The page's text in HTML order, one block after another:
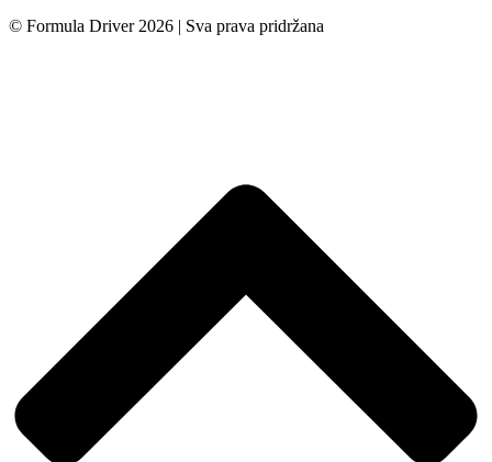
© Formula Driver 2026 | Sva prava pridržana